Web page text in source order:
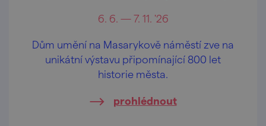
6. 6. — 7. 11. '26
Dům umění na Masarykově náměstí zve na
unikátní výstavu připomínající 800 let
historie města.
prohlédnout